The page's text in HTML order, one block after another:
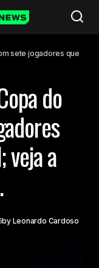
sete jogadores que
do
veja a
by Leonardo Cardoso